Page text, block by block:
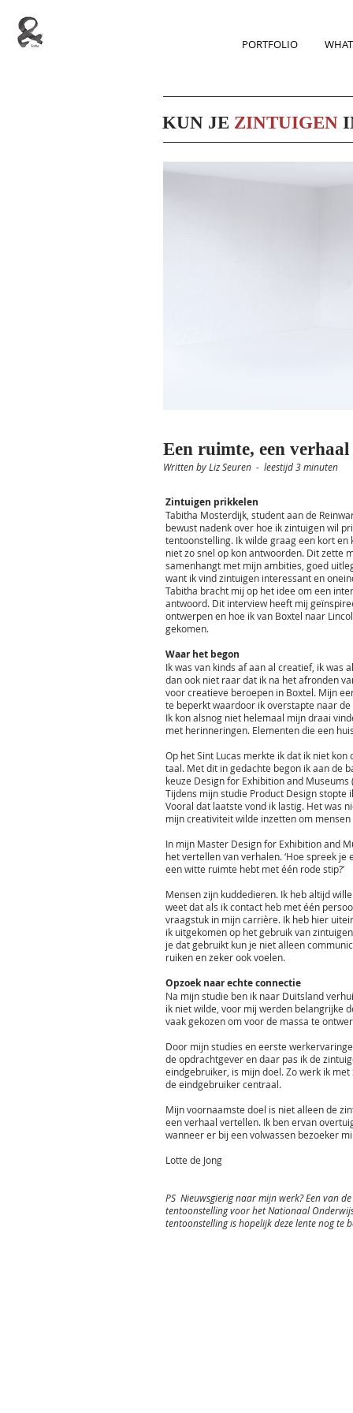
PORTFOLIO
KUN JE ZINTUIGEN
Een ruimte, een
Written by Liz Seuren - leestijd 3 minuten
Zintuigen prikkelen
Tabitha Mosterdijk, student aan de
bewust nadenk over hoe ik zintuigen wil
tentoonstelling. Ik wilde graag een kort
niet zo snel op kon antwoorden. Dit zette
samenhangt met mijn ambities, goed
want ik vind zintuigen interessant en
Tabitha bracht mij op het idee om een
antwoord. Dit interview heeft mij
ontwerpen en hoe ik van Boxtel naar
gekomen.
Waar het begon
Ik was van kinds af aan al creatief, ik was
dan ook niet raar dat ik na het afronden
voor creatieve beroepen in Boxtel. Mijn
te beperkt waardoor ik overstapte naar
Ik kon alsnog niet helemaal mijn draai
met herinneringen. Elementen die een
Op het Sint Lucas merkte ik dat ik niet
taal. Met dit in gedachte begon ik aan de
keuze Design for Exhibition and
Tijdens mijn studie Product Design
Vooral dat laatste vond ik lastig. Het was
mijn creativiteit wilde inzetten om
In mijn Master Design for Exhibition and
het vertellen van verhalen. ‘Hoe spreek
een witte ruimte hebt met één rode stip?’
Mensen zijn kuddedieren. Ik heb altijd
weet dat als ik contact heb met één
vraagstuk in mijn carrière. Ik heb hier
ik uitgekomen op het gebruik van
je dat gebruikt kun je niet alleen
ruiken en zeker ook voelen.
Opzoek naar echte connectie
Na mijn studie ben ik naar Duitsland
ik niet wilde, voor mij werden belangrijke
vaak gekozen om voor de massa te
Door mijn studies en eerste
de opdrachtgever en daar pas ik de
eindgebruiker, is mijn doel. Zo werk ik
de eindgebruiker centraal.
Mijn voornaamste doel is niet alleen de
een verhaal vertellen. Ik ben ervan
wanneer er bij een volwassen bezoeker
Lotte de Jong
PS Nieuwsgierig naar mijn werk? Een van
tentoonstelling voor het Nationaal
tentoonstelling is hopelijk deze lente nog te